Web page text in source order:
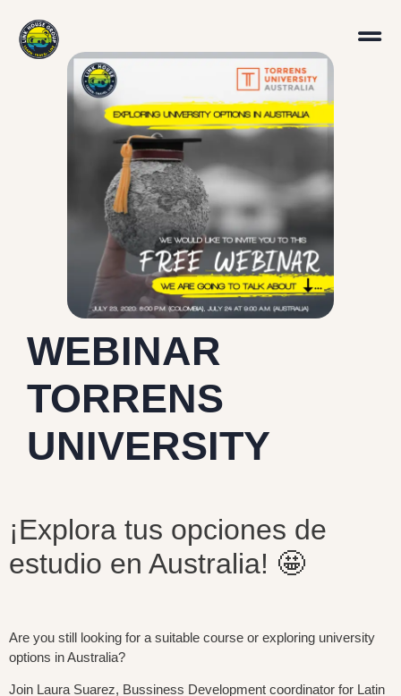
WEBINAR
TORRENS
UNIVERSITY
¡Explora tus opciones de
estudio en Australia! 🤩
Are you still looking for a suitable course or exploring university
options in Australia?
Join Laura Suarez, Bussiness Development coordinator for Latin